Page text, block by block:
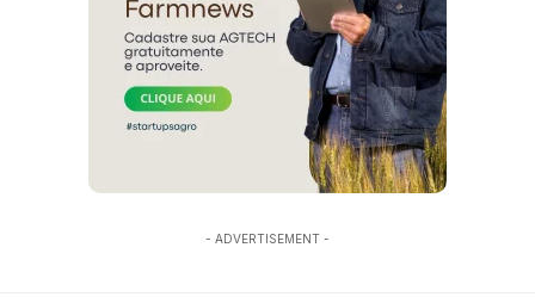
- ADVERTISEMENT -